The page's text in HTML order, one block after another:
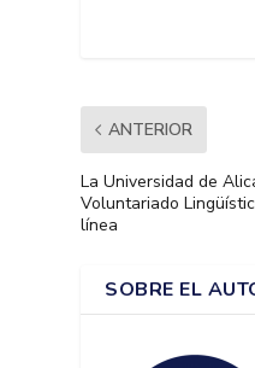
ANTERIOR
La Universidad de
Voluntariado
línea
SOBRE EL